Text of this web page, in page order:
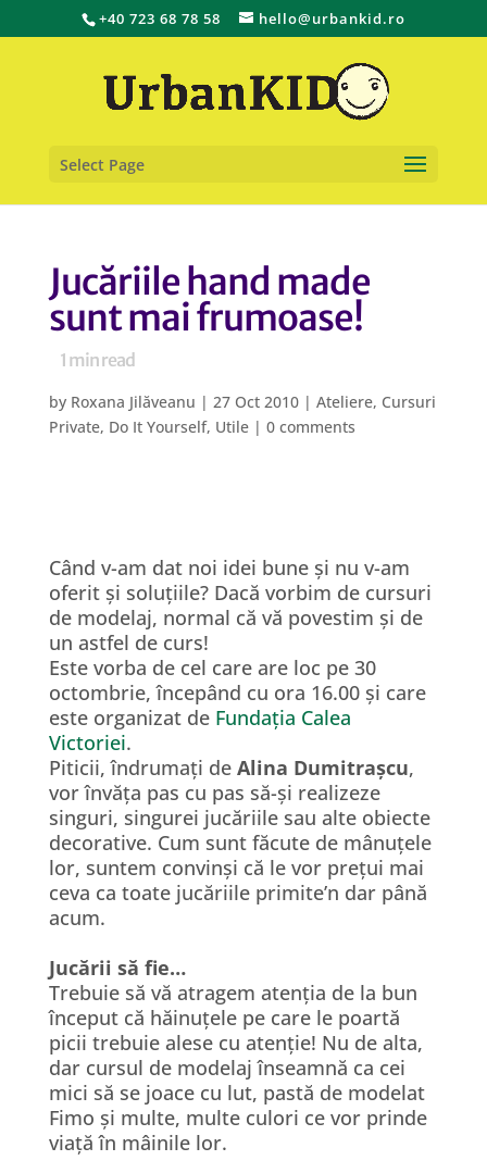
+40 723 68 78 58 hello@urbankid.ro
Select Page
Jucăriile hand made
sunt mai frumoase!
1 min read
by Roxana Jilăveanu | 27 Oct 2010| Ateliere, Cursuri
Private, Do It Yourself, Utile| 0 comments
Când v-am dat noi idei bune și nu v-am
oferit și soluțiile? Dacă vorbim de cursuri
de modelaj, normal că vă povestim și de
un astfel de curs!
Este vorba de cel care are loc pe 30
octombrie, începând cu ora 16.00 și care
este organizat de Fundația Calea
Victoriei.
Piticii, îndrumați de Alina Dumitrașcu,
vor învăța pas cu pas să-și realizeze
singuri, singurei jucăriile sau alte obiecte
decorative. Cum sunt făcute de mânuțele
lor, suntem convinși că le vor prețui mai
ceva ca toate jucăriile primite’n dar până
acum.
Jucării să fie…
Trebuie să vă atragem atenția de la bun
început că hăinuțele pe care le poartă
picii trebuie alese cu atenție! Nu de alta,
dar cursul de modelaj înseamnă ca cei
mici să se joace cu lut, pastă de modelat
Fimo și multe, multe culori ce vor prinde
viață în mâinile lor.